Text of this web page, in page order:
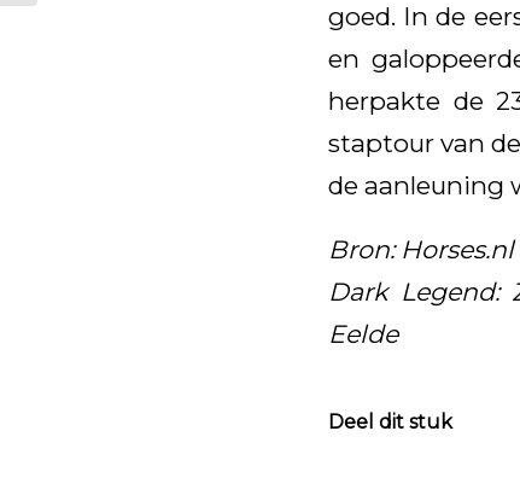
goed. In de
en
herpakte de
staptour van
de aanleuning
Bron: Horses.nl
Dark Legend:
Eelde
Deel dit stuk